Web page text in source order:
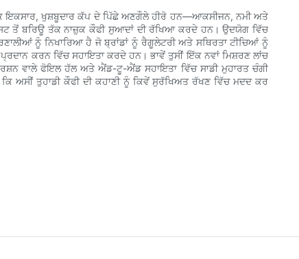
ਖੁਸ਼ਬੂਦਾਰ ਕੱਪ ਦੇ ਪਿੱਛੇ ਅਣਗੌਲੇ ਹੀਰੋ ਹਨ—ਆਕਸੀਜਨ, ਨਮੀ ਅਤੇ
ਤੋਂ ਬਰਿਊ ਤੱਕ ਨਾਜ਼ੁਕ ਕੌਫੀ ਸੁਆਦਾਂ ਦੀ ਰੱਖਿਆ ਕਰਦੇ ਹਨ। ਉਦਯੋਗ ਵਿੱਚ
ਨੂੰ ਨਿਖਾਰਿਆ ਹੈ ਜੋ ਬ੍ਰਾਂਡਾਂ ਨੂੰ ਰੈਗੂਲੇਟਰੀ ਅਤੇ ਸਥਿਰਤਾ ਟੀਚਿਆਂ ਨੂੰ
ਕਰਨ ਵਿੱਚ ਸਹਾਇਤਾ ਕਰਦੇ ਹਨ। ਭਾਵੇਂ ਤੁਸੀਂ ਇੱਕ ਨਵਾਂ ਮਿਸ਼ਰਣ ਲਾਂਚ
ਵਾਲੇ ਫੋਇਲ ਹੱਲ ਅਤੇ ਐਂਡ-ਟੂ-ਐਂਡ ਸਹਾਇਤਾ ਵਿੱਚ ਸਾਡੀ ਮੁਹਾਰਤ ਚੰਗੀ
ਤੁਹਾਡੀ ਕੌਫੀ ਦੀ ਕਹਾਣੀ ਨੂੰ ਕਿਵੇਂ ਸੁਰੱਖਿਅਤ ਰੱਖਣ ਵਿੱਚ ਮਦਦ ਕਰ